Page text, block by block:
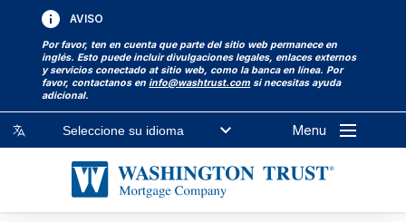
AVISO
Por favor, ten en cuenta que parte del sitio web permanece en
inglés. Esto puede incluir divulgaciones legales, enlaces externos
y servicios conectado at sitio web, como la banca en línea. Por
favor, contactanos eninfo@washtrust.com si necesitas ayuda
adicional.
Seleccione su idioma Menu